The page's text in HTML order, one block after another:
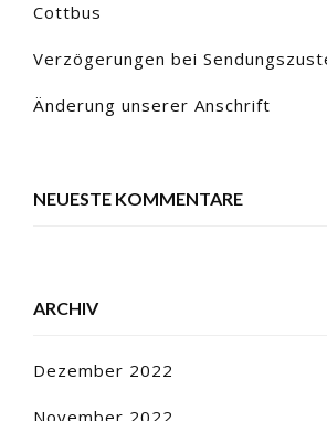
Cottbus
Verzögerungen bei
Änderung unserer Anschrift
NEUESTE KOMMENTARE
ARCHIV
Dezember 2022
November 2022